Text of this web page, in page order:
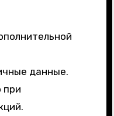
данные.
при